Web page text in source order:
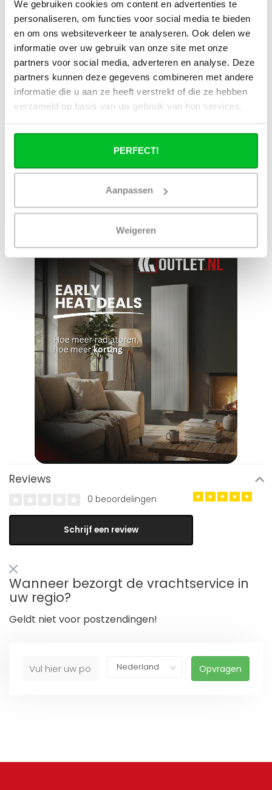
We gebruiken cookies om content en advertenties te
personaliseren, om functies voor social media te bieden
en om ons websiteverkeer te analyseren. Ook delen we
informatie over uw gebruik van onze site met onze
partners voor social media, adverteren en analyse. Deze
partners kunnen deze gegevens combineren met andere
informatie die u aan ze heeft verstrekt of die ze hebben
verzameld op basis van uw gebruik van hun services.
PERFECT!
Aanpassen
Weigeren
Alle specificaties
Heb je een vraag over dit product ?
Simon helpt je graag en kan al je vragen beantwoorden.
Stuur een bericht
Ruim assortiment
14 dagen bedenktijd
week open.
Nederland en België
Geen onverwachte
kosten achteraf
Reviews
0 beoordelingen
Schrijf een review
Wanneer bezorgt de vrachtservice in
uw regio?
Geldt niet voor postzendingen!
Opvragen